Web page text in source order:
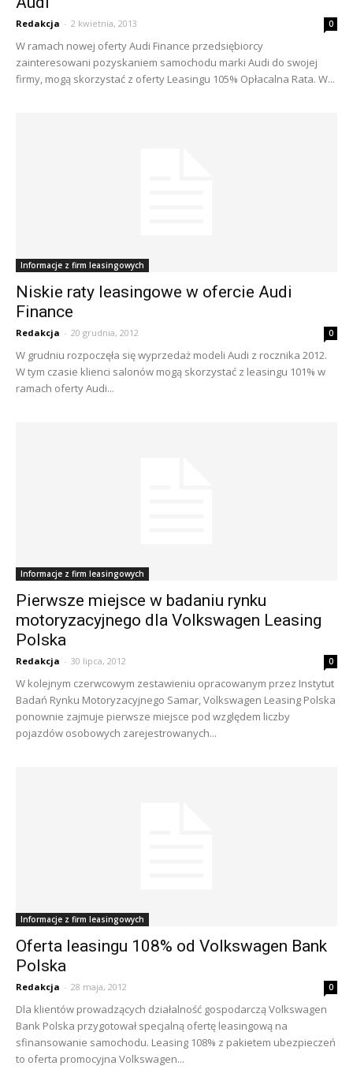
Redakcja - 2 kwietnia, 2013 0
W ramach nowej oferty Audi Finance przedsiębiorcy
zainteresowani pozyskaniem samochodu marki Audi do swojej
firmy, mogą skorzystać z oferty Leasingu 105% Opłacalna Rata. W...
Informacje z firm leasingowych
Niskie raty leasingowe w ofercie Audi
Finance
Redakcja - 20 grudnia, 2012 0
W grudniu rozpoczęła się wyprzedaż modeli Audi z rocznika 2012.
W tym czasie klienci salonów mogą skorzystać z leasingu 101% w
ramach oferty Audi...
Informacje z firm leasingowych
Pierwsze miejsce w badaniu rynku
motoryzacyjnego dla Volkswagen Leasing
Polska
Redakcja - 30 lipca, 2012 0
W kolejnym czerwcowym zestawieniu opracowanym przez Instytut
Badań Rynku Motoryzacyjnego Samar, Volkswagen Leasing Polska
ponownie zajmuje pierwsze miejsce pod względem liczby
pojazdów osobowych zarejestrowanych...
Informacje z firm leasingowych
Oferta leasingu 108% od Volkswagen Bank
Polska
Redakcja - 28 maja, 2012 0
Dla klientów prowadzących działalność gospodarczą Volkswagen
Bank Polska przygotował specjalną ofertę leasingową na
sfinansowanie samochodu. Leasing 108% z pakietem ubezpieczeń
to oferta promocyjna Volkswagen...